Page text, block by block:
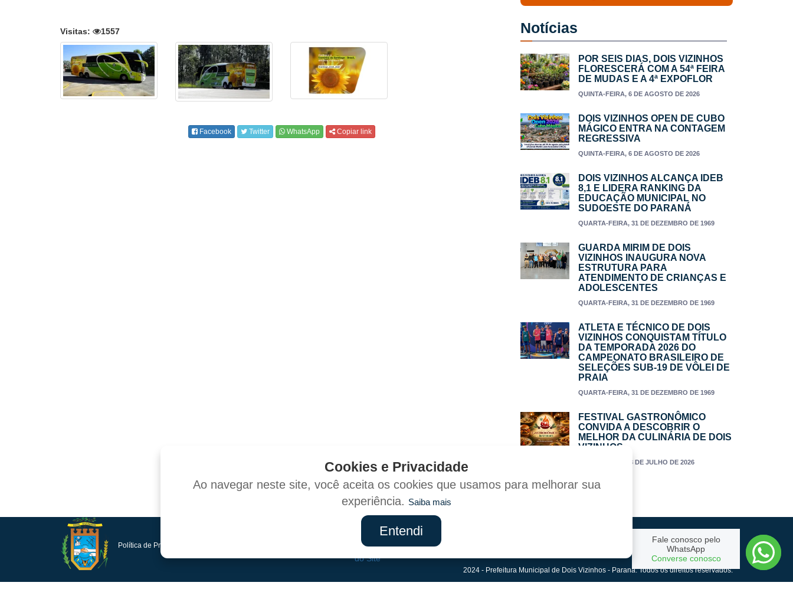
Visitas: 1557
Facebook Twitter WhatsApp Copiar link
Notícias
POR SEIS DIAS, DOIS VIZINHOS
FLORESCERÁ COM A 54ª FEIRA
DE MUDAS E A 4ª EXPOFLOR
QUINTA-FEIRA, 6 DE AGOSTO DE 2026
DOIS VIZINHOS OPEN DE CUBO
MÁGICO ENTRA NA CONTAGEM
REGRESSIVA
QUINTA-FEIRA, 6 DE AGOSTO DE 2026
DOIS VIZINHOS ALCANÇA IDEB
8,1 E LIDERA RANKING DA
EDUCAÇÃO MUNICIPAL NO
SUDOESTE DO PARANÁ
QUARTA-FEIRA, 31 DE DEZEMBRO DE 1969
GUARDA MIRIM DE DOIS
VIZINHOS INAUGURA NOVA
ESTRUTURA PARA
ATENDIMENTO DE CRIANÇAS E
ADOLESCENTES
QUARTA-FEIRA, 31 DE DEZEMBRO DE 1969
ATLETA E TÉCNICO DE DOIS
VIZINHOS CONQUISTAM TÍTULO
DA TEMPORADA 2026 DO
CAMPEONATO BRASILEIRO DE
SELEÇÕES SUB-19 DE VÔLEI DE
PRAIA
QUARTA-FEIRA, 31 DE DEZEMBRO DE 1969
FESTIVAL GASTRONÔMICO
CONVIDA A DESCOBRIR O
MELHOR DA CULINÁRIA DE DOIS
VIZINHOS
TERÇA-FEIRA, 28 DE JULHO DE 2026
Política de Privacidade e Proteção de Dados
Mapa
do Site
Criado por:
2024 - Prefeitura Municipal de Dois Vizinhos - Paraná. Todos os direitos reservados.
Fale conosco pelo
WhatsApp
Converse conosco
Cookies e Privacidade
Ao navegar neste site, você aceita os cookies que usamos para melhorar sua
experiência. Saiba mais
Entendi